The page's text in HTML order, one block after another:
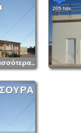
205 hits